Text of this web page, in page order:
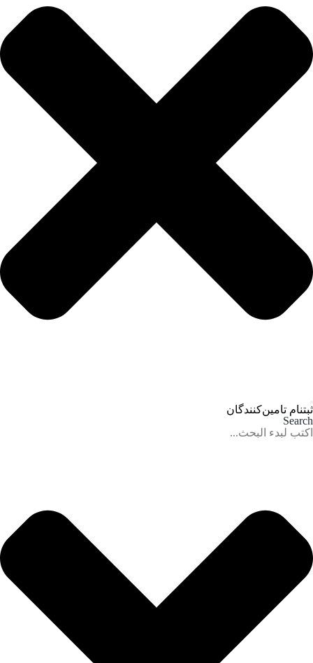
ثبتنام تامین‌کنندگان
Search